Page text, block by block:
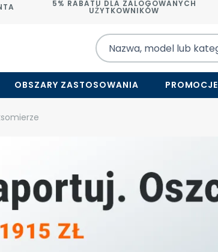
5% RABATU DLA ZALOGOWANYCH
UŻYTKOWNIKÓW
OBSZARY ZASTOSOWANIA PROMOCJE